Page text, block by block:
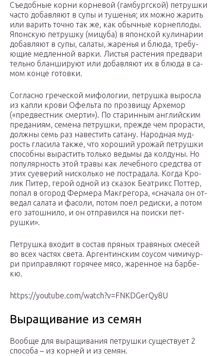
Съ­едоб­ные кор­ни кор­не­вой (гам­бург­ской) пет­рушки
час­то до­бав­ля­ют в су­пы и ту­шенья; их мож­но жа­рить
или ва­рить точ­но так же, как обыч­ные кор­непло­ды.
Япон­скую пет­рушку (ми­цуба) в япон­ской ку­лина­рии
до­бав­ля­ют в су­пы, са­латы, жа­ренья и блю­да, тре­бу­
ющие мед­ленной вар­ки. Листья рас­те­ния пред­ва­ри
тель­но блан­ши­ру­ют или до­бав­ля­ют их в блю­да в са­
мом кон­це го­тов­ки.
Сог­ласно гре­чес­кой ми­фоло­гии, пет­рушка вы­рос­ла
из кап­ли кро­ви Офель­та по проз­ви­щу Ар­хемор
(«пред­вес­тник смер­ти»). По ста­рин­ным ан­глий­ским
пре­дани­ям, се­мена пет­рушки, преж­де чем про­рас­ти,
дол­жны семь раз на­вес­тить са­тану. На­род­ная муд­
рость гла­сила так­же, что хо­роший уро­жай пет­рушки
спо­соб­ны вы­рас­тить толь­ко ведь­мы да кол­ду­ны. Но
по­пуляр­ность этой тра­вы как ле­чеб­но­го средс­тва от
этих су­еве­рий нис­коль­ко не пос­тра­дала. Ког­да Кро­
лик Пи­тер, ге­рой од­ной из ска­зок Бе­ат­рикс Пот­тер,
по­пал в ого­род Фер­ме­ра Мак­гре­гора, «сна­чала он от­
ве­дал са­лата и фа­соли, по­том по­ел ре­дис­ки, а по­том
его за­тош­ни­ло, и он от­пра­вил­ся на по­ис­ки пет­
рушки».
Пет­рушка вхо­дит в сос­тав пря­ных тра­вяных сме­сей
во всех час­тях све­та. Ар­гентин­ским со­усом чи­мичур­
ри прип­равля­ют го­рячее мя­со, жа­рен­ное на бар­бе­
кю.
https://youtube.com/watch?v=FNKDGerQy8U
Выращивание из семян
Вообще для выращивания петрушки существует 2
способа – из корней и из семян.